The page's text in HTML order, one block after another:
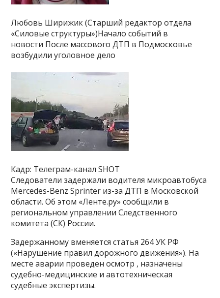
Любовь Ширижик (Старший редактор отдела
«Силовые структуры»)Начало событий в
новости После массового ДТП в Подмосковье
возбудили уголовное дело
Кадр: Телеграм-канал SHOT
Следователи задержали водителя микроавтобуса
Mercedes-Benz Sprinter из-за ДТП в Московской
области. Об этом «Ленте.ру» сообщили в
региональном управлении Следственного
комитета (СК) России.
Задержанному вменяется статья 264 УК РФ
(«Нарушение правил дорожного движения»). На
месте аварии проведен осмотр , назначены
судебно-медицинские и автотехническая
судебные экспертизы.